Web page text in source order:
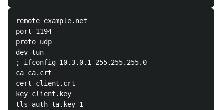
remote example.net
port 1194
proto udp
dev tun
; ifconfig 10.3.0.1 255.255.255.0
ca ca.crt
cert client.crt
key client.key
tls-auth ta.key 1